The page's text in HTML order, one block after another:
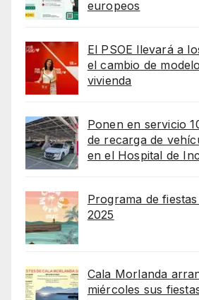
europeos
El PSOE llevará a
el cambio de
vivienda
Ponen en servicio
de recarga de
en el Hospital de
Programa de
2025
Cala Morlanda
miércoles sus